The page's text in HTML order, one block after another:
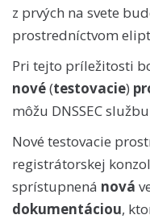
z prvých na svete
prostredníctvom
Pri tejto príležitosti
nové(testovacie)
môžu DNSSEC
Nové testovacie
registrátorskej
sprístupnená nová
dokumentáciou,